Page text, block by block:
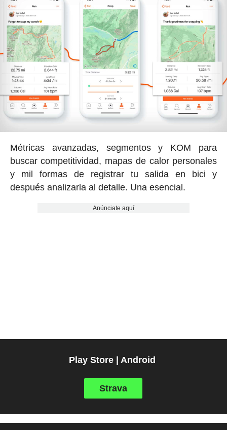
Métricas avanzadas, segmentos y KOM para
buscar competitividad, mapas de calor personales
y mil formas de registrar tu salida en bici y
después analizarla al detalle. Una esencial.
Anúnciate aquí
Play Store | Android
Strava